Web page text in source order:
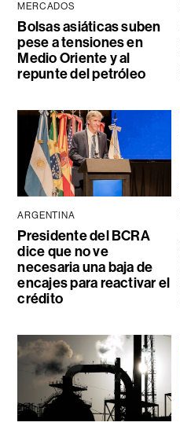
MERCADOS
Bolsas asiáticas suben
pese a tensiones en
Medio Oriente y al
repunte del petróleo
ARGENTINA
Presidente del BCRA
dice que no ve
necesaria una baja de
encajes para reactivar el
crédito